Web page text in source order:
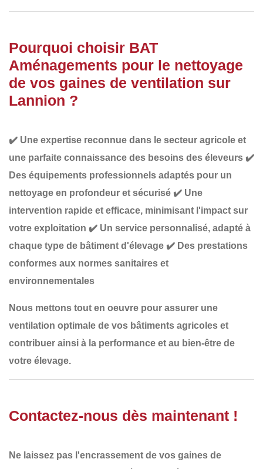
Pourquoi choisir BAT
Aménagements pour le nettoyage
de vos gaines de ventilation sur
Lannion ?
✔️ Une expertise reconnue dans le secteur agricole et
une parfaite connaissance des besoins des éleveurs ✔️
Des équipements professionnels adaptés pour un
nettoyage en profondeur et sécurisé ✔️ Une
intervention rapide et efficace, minimisant l'impact sur
votre exploitation ✔️ Un service personnalisé, adapté à
chaque type de bâtiment d'élevage ✔️ Des prestations
conformes aux normes sanitaires et
environnementales
Nous mettons tout en oeuvre pour assurer une
ventilation optimale de vos bâtiments agricoles et
contribuer ainsi à la performance et au bien-être de
votre élevage.
Contactez-nous dès maintenant !
Ne laissez pas l'encrassement de vos gaines de